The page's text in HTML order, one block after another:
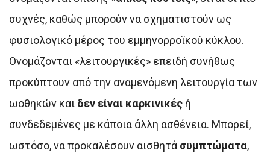
συχνές, καθώς μπορούν να σχηματιστούν ως
φυσιολογικό μέρος του εμμηνορροϊκού κύκλου.
Ονομάζονται «λειτουργικές» επειδή συνήθως
προκύπτουν από την αναμενόμενη λειτουργία των
ωοθηκών και δεν είναι καρκινικές ή
συνδεδεμένες με κάποια άλλη ασθένεια. Μπορεί,
ωστόσο, να προκαλέσουν αισθητά συμπτώματα,